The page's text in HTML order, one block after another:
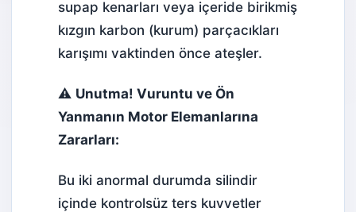
supap kenarları veya içeride birikmiş
kızgın karbon (kurum) parçacıkları
karışımı vaktinden önce ateşler.
⚠️ Unutma! Vuruntu ve Ön
Yanmanın Motor Elemanlarına
Zararları:
Bu iki anormal durumda silindir
içinde kontrolsüz ters kuvvetler